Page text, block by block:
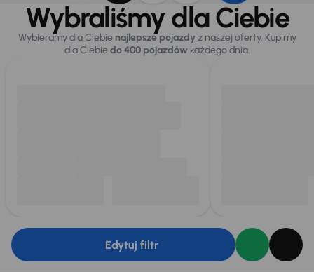
Wybraliśmy dla Ciebie
Wybieramy dla Ciebie najlepsze pojazdy z naszej oferty. Kupimy
dla Ciebiedo 400 pojazdówkażdego dnia.
Edytuj filtr